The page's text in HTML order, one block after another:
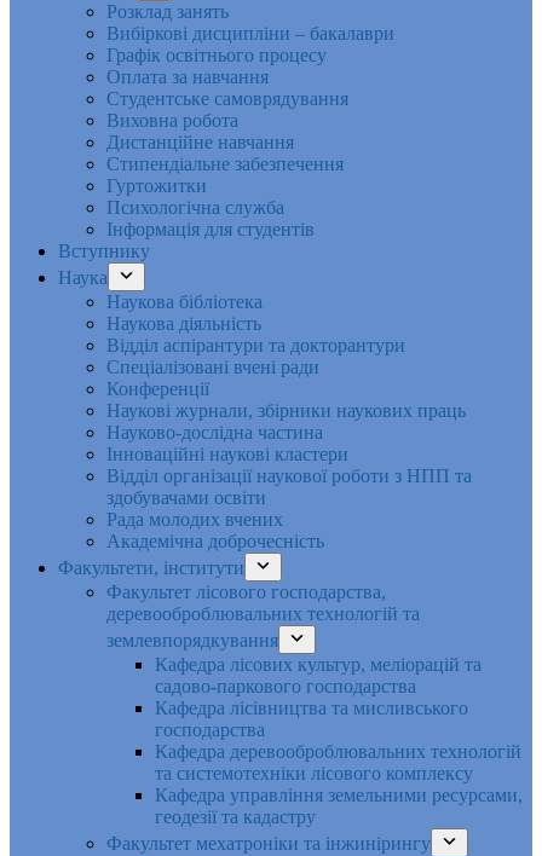
Розклад занять
Вибіркові дисципліни – бакалаври
Графік освітнього процесу
Оплата за навчання
Студентське самоврядування
Виховна робота
Дистанційне навчання
Стипендіальне забезпечення
Гуртожитки
Психологічна служба
Інформація для студентів
Вступнику
Наука
Наукова бібліотека
Наукова діяльність
Відділ аспірантури та докторантури
Спеціалізовані вчені ради
Конференції
Наукові журнали, збірники наукових праць
Науково-дослідна частина
Інноваційні наукові кластери
Відділ організації наукової роботи з НПП та
здобувачами освіти
Рада молодих вчених
Академічна доброчесність
Факультети, інститути
Факультет лісового господарства,
деревооброблювальних технологій та
землевпорядкування
Кафедра лісових культур, меліорацій та
садово-паркового господарства
Кафедра лісівництва та мисливського
господарства
Кафедра деревооброблювальних технологій
та системотехніки лісового комплексу
Кафедра управління земельними ресурсами,
геодезії та кадастру
Факультет мехатроніки та інжинірингу